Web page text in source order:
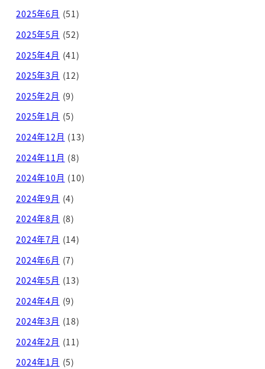
2025年6月 (51)
2025年5月 (52)
2025年4月 (41)
2025年3月 (12)
2025年2月 (9)
2025年1月 (5)
2024年12月 (13)
2024年11月 (8)
2024年10月 (10)
2024年9月 (4)
2024年8月 (8)
2024年7月 (14)
2024年6月 (7)
2024年5月 (13)
2024年4月 (9)
2024年3月 (18)
2024年2月 (11)
2024年1月 (5)